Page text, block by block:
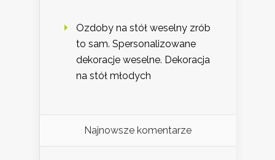
Ozdoby na stół weselny zrób
to sam. Spersonalizowane
dekoracje weselne. Dekoracja
na stół młodych
Najnowsze komentarze